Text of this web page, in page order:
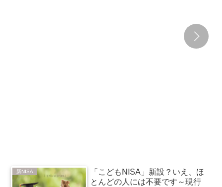
新NISA
「こどもNISA」新設？いえ、ほ
とんどの人には不要です～現行